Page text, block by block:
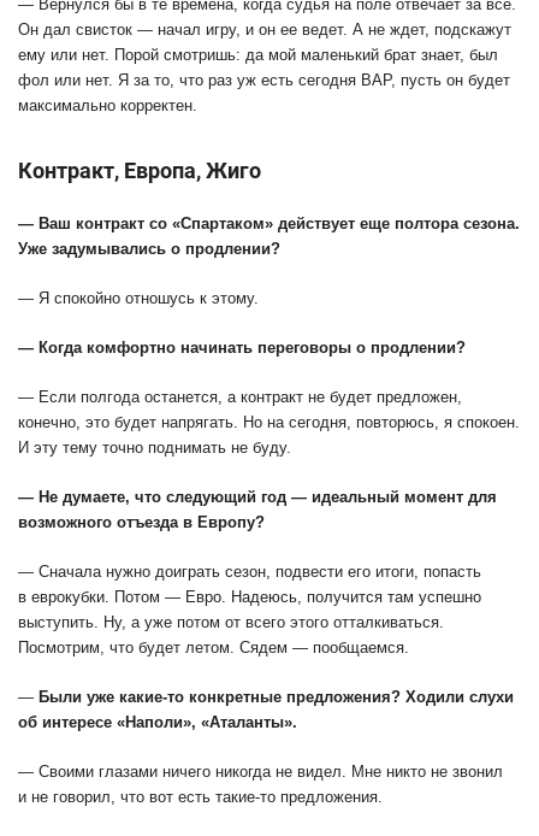
— Вернулся бы в те времена, когда судья на поле отвечает за все.
Он дал свисток — начал игру, и он ее ведет. А не ждет, подскажут
ему или нет. Порой смотришь: да мой маленький брат знает, был
фол или нет. Я за то, что раз уж есть сегодня ВАР, пусть он будет
максимально корректен.
Контракт, Европа, Жиго
— Ваш контракт со «Спартаком» действует еще полтора сезона.
Уже задумывались о продлении?
— Я спокойно отношусь к этому.
— Когда комфортно начинать переговоры о продлении?
— Если полгода останется, а контракт не будет предложен,
конечно, это будет напрягать. Но на сегодня, повторюсь, я спокоен.
И эту тему точно поднимать не буду.
— Не думаете, что следующий год — идеальный момент для
возможного отъезда в Европу?
— Сначала нужно доиграть сезон, подвести его итоги, попасть
в еврокубки. Потом — Евро. Надеюсь, получится там успешно
выступить. Ну, а уже потом от всего этого отталкиваться.
Посмотрим, что будет летом. Сядем — пообщаемся.
— Были уже какие-то конкретные предложения? Ходили слухи
об интересе «Наполи», «Аталанты».
— Своими глазами ничего никогда не видел. Мне никто не звонил
и не говорил, что вот есть такие-то предложения.